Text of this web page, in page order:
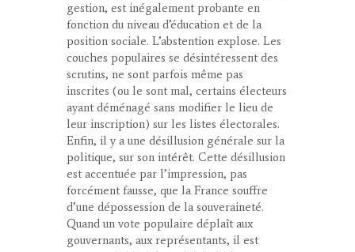
gestion, est inégalement probante en
fonction du niveau d’éducation et de la
position sociale. L’abstention explose. Les
couches populaires se désintéressent des
scrutins, ne sont parfois même pas
inscrites (ou le sont mal, certains électeurs
ayant déménagé sans modifier le lieu de
leur inscription) sur les listes électorales.
Enfin, il y a une désillusion générale sur la
politique, sur son intérêt. Cette désillusion
est accentuée par l’impression, pas
forcément fausse, que la France souffre
d’une dépossession de la souveraineté.
Quand un vote populaire déplaît aux
gouvernants, aux représentants, il est